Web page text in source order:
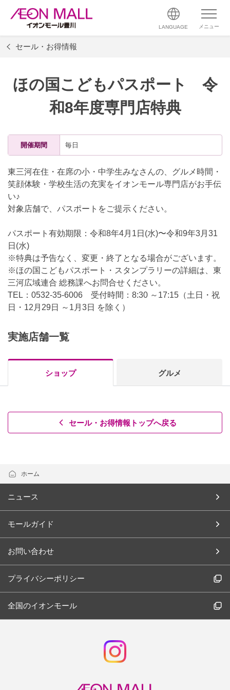
LANGUAGE メニュー
セール・お得情報
ほの国こどもパスポート 令
和8年度専門店特典
開催期間 毎日
東三河在住・在席の小・中学生みなさんの、グルメ時間・
笑顔体験・学校生活の充実をイオンモール専門店がお手伝
い♪
対象店舗で、パスポートをご提示ください。
パスポート有効期限：令和8年4月1日(水)〜令和9年3月31
日(水)
※特典は予告なく、変更・終了となる場合がございます。
※ほの国こどもパスポート・スタンプラリーの詳細は、東
三河広域連合 総務課へお問合せください。
TEL：0532-35-6006 受付時間：8:30 ～17:15（土日・祝
日・12月29日 ～1月3日 を除く）
実施店舗一覧
ショップ グルメ
セール・お得情報トップへ戻る
ホーム
ニュース
モールガイド
お問い合わせ
プライバシーポリシー
全国のイオンモール